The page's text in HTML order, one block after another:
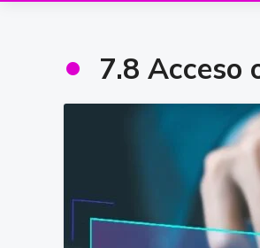
• 7.8 Acceso